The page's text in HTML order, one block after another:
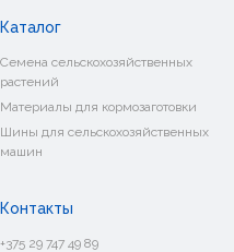
Каталог
Семена сельскохозяйственных
растений
Материалы для кормозаготовки
Шины для сельскохозяйственных
машин
Контакты
+375 29 747 49 89